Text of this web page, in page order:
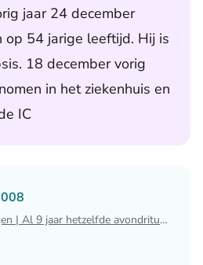
jaar 24 december
op 54 jarige leeftijd. Hij is
18 december vorig
in het ziekenhuis en
IC
Blog Jurgen | Al 9 jaar hetzelfde avondritueel
| Al 9 jaar hetzelfde